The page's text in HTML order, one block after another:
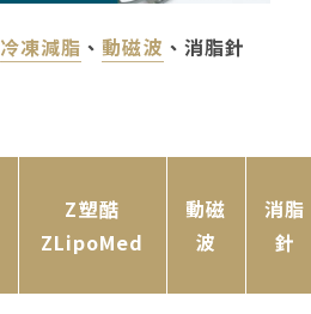
冷凍減脂 、 動磁波 、消脂針
Z塑酷
ZLipoMed
動磁
波
消脂
針